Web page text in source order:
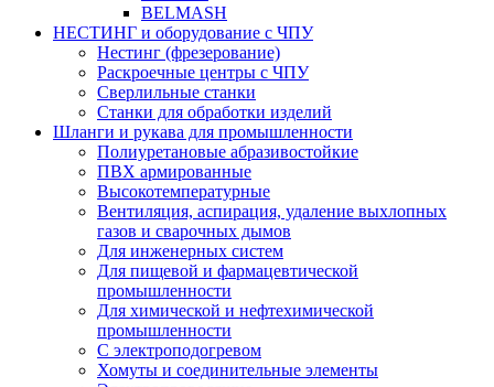
BELMASH
НЕСТИНГ и оборудование с ЧПУ
Нестинг (фрезерование)
Раскроечные центры с ЧПУ
Сверлильные станки
Станки для обработки изделий
Шланги и рукава для промышленности
Полиуретановые абразивостойкие
ПВХ армированные
Высокотемпературные
Вентиляция, аспирация, удаление выхлопных
газов и сварочных дымов
Для инженерных систем
Для пищевой и фармацевтической
промышленности
Для химической и нефтехимической
промышленности
С электроподогревом
Хомуты и соединительные элементы